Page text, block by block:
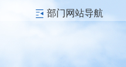
部门网站导航